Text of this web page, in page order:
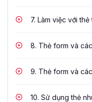
7. Làm việc với
8. Thẻ form và
9. Thẻ form và
10. Sử dụng thẻ